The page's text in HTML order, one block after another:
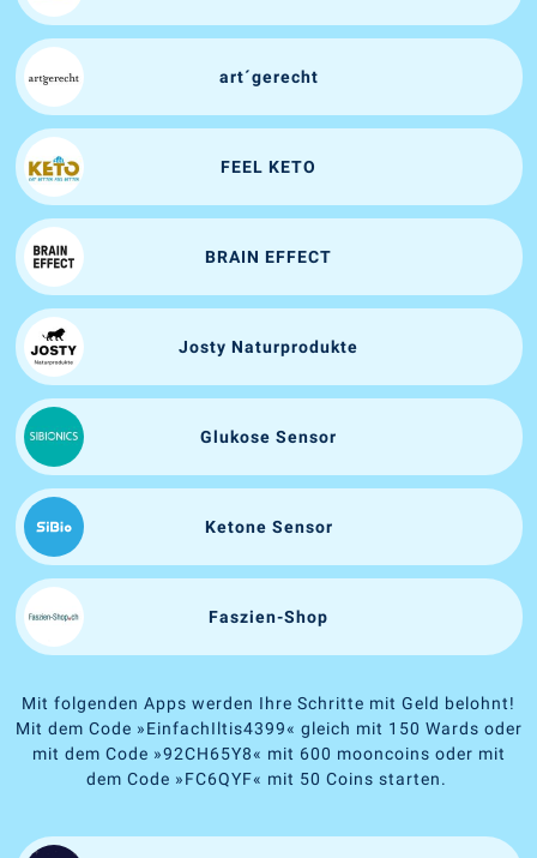
art´gerecht
FEEL KETO
BRAIN EFFECT
Josty Naturprodukte
Glukose Sensor
Ketone Sensor
Faszien-Shop
Mit folgenden Apps werden Ihre Schritte mit Geld belohnt!
Mit dem Code »EinfachIltis4399« gleich mit 150 Wards oder
mit dem Code »92CH65Y8« mit 600 mooncoins oder mit
dem Code »FC6QYF« mit 50 Coins starten.